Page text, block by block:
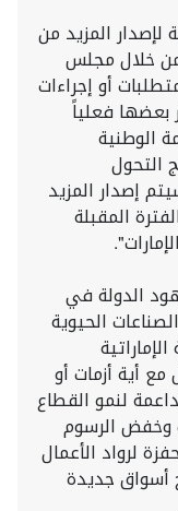
لإصدار المزيد من
خلال مجلس
أو إجراءات
بعضها فعلياً
الوطنية
4.0" وبرنامج التحول
إصدار المزيد
المقبلة
الدولة في
الحيوية
أية أزمات أو
لنمو القطاع
وخفض الرسوم
لرواد الأعمال
أسواق جديدة